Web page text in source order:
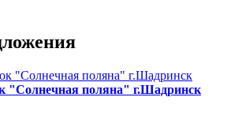
"Солнечная поляна" г.Шадринск